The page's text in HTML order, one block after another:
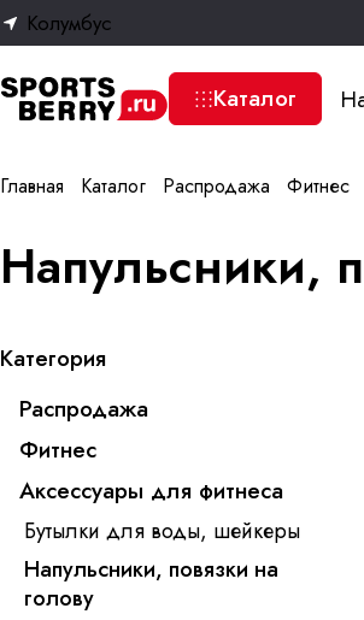
Колумбус
Каталог
Главная Каталог Распродажа Фитнес
Напульсники,
Категория
Распродажа
Фитнес
Аксессуары для фитнеса
Бутылки для воды, шейкеры
Напульсники, повязки на
голову